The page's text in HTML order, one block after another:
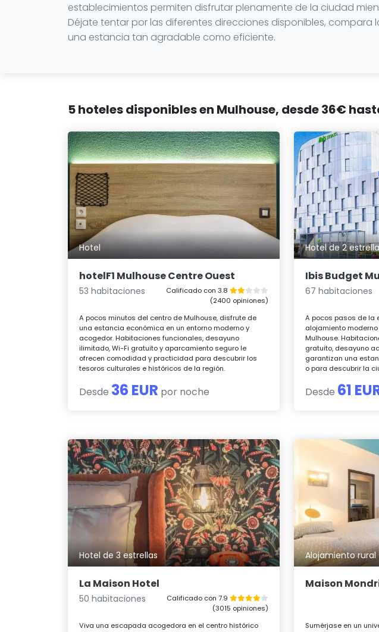
establecimientos permiten disfrutar plenamente de la ciudad
Déjate tentar por las diferentes direcciones disponibles,
una estancia tan agradable como eficiente.
5 hoteles disponibles en Mulhouse, desde 36€
Hotel
hotelF1 Mulhouse Centre Ouest
53 habitaciones
Calificado con 3.8
(2400 opiniones)
A pocos minutos del centro de Mulhouse, disfrute de
una estancia económica en un entorno moderno y
acogedor. Habitaciones funcionales, desayuno
ilimitado, Wi-Fi gratuito y aparcamiento seguro le
ofrecen comodidad y practicidad para descubrir los
tesoros culturales e históricos de la región.
Desde 36 EUR por noche
Hotel de 2
Ibis Budget
67 habitaciones
A pocos pasos de la
alojamiento
Mulhouse.
gratuito, desayuno
garantizan una
o para descubrir la
Desde 61
Hotel de 3 estrellas
La Maison Hotel
50 habitaciones
Calificado con 7.9
(3015 opiniones)
Viva una escapada acogedora en el centro histórico
Alojamiento rural
Maison
Sumérjase en un